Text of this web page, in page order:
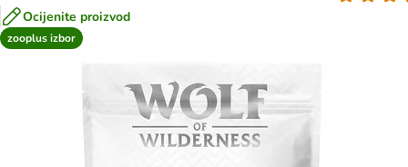
Ocijenite proizvod
zooplus izbor